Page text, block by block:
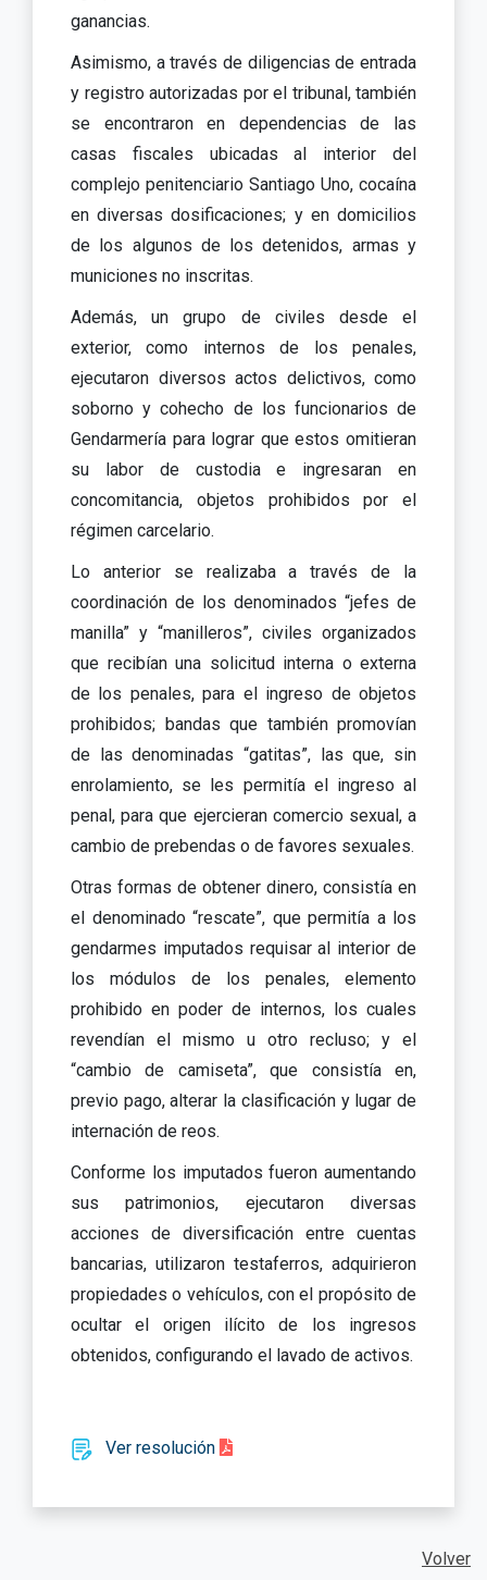
ganancias.
Asimismo, a través de diligencias de entrada
y registro autorizadas por el tribunal, también
se encontraron en dependencias de las
casas fiscales ubicadas al interior del
complejo penitenciario Santiago Uno, cocaína
en diversas dosificaciones; y en domicilios
de los algunos de los detenidos, armas y
municiones no inscritas.
Además, un grupo de civiles desde el
exterior, como internos de los penales,
ejecutaron diversos actos delictivos, como
soborno y cohecho de los funcionarios de
Gendarmería para lograr que estos omitieran
su labor de custodia e ingresaran en
concomitancia, objetos prohibidos por el
régimen carcelario.
Lo anterior se realizaba a través de la
coordinación de los denominados “jefes de
manilla” y “manilleros”, civiles organizados
que recibían una solicitud interna o externa
de los penales, para el ingreso de objetos
prohibidos; bandas que también promovían
de las denominadas “gatitas”, las que, sin
enrolamiento, se les permitía el ingreso al
penal, para que ejercieran comercio sexual, a
cambio de prebendas o de favores sexuales.
Otras formas de obtener dinero, consistía en
el denominado “rescate”, que permitía a los
gendarmes imputados requisar al interior de
los módulos de los penales, elemento
prohibido en poder de internos, los cuales
revendían el mismo u otro recluso; y el
“cambio de camiseta”, que consistía en,
previo pago, alterar la clasificación y lugar de
internación de reos.
Conforme los imputados fueron aumentando
sus patrimonios, ejecutaron diversas
acciones de diversificación entre cuentas
bancarias, utilizaron testaferros, adquirieron
propiedades o vehículos, con el propósito de
ocultar el origen ilícito de los ingresos
obtenidos, configurando el lavado de activos.
Ver resolución
Volver